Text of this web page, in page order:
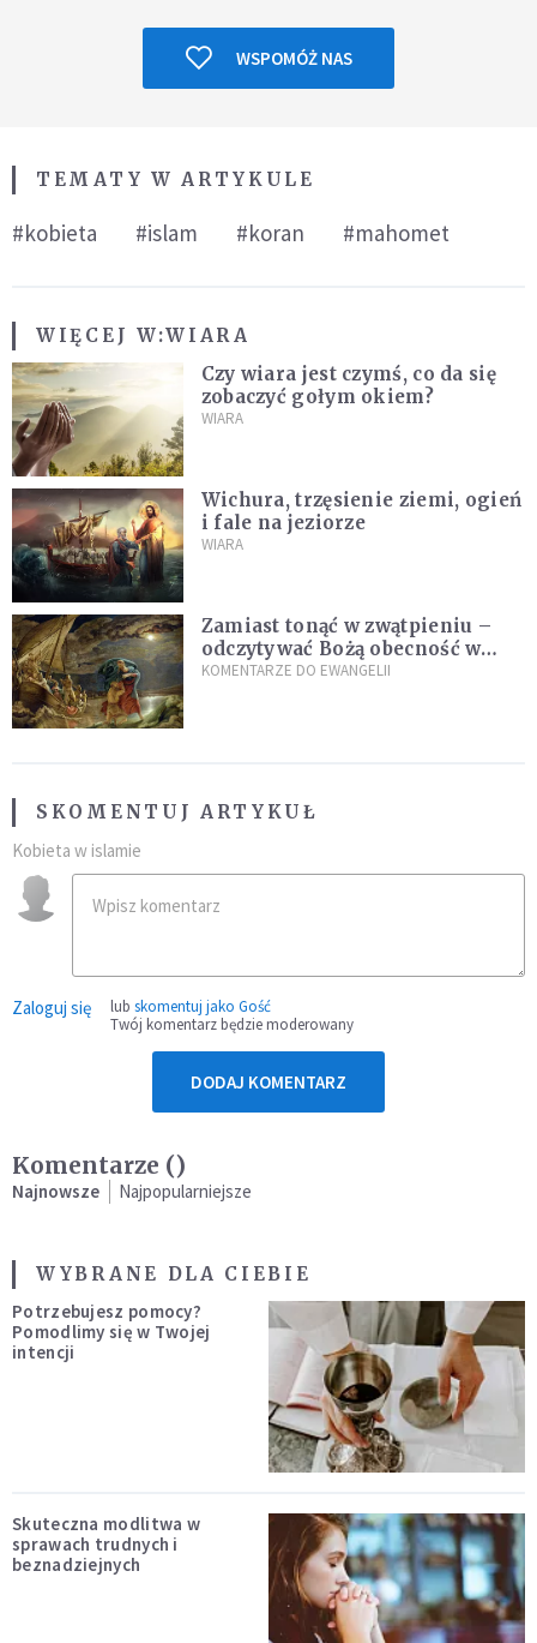
WSPOMÓŻ NAS
TEMATY W ARTYKULE
#kobieta #islam #koran #mahomet
WIĘCEJ W:WIARA
Czy wiara jest czymś, co da się
zobaczyć gołym okiem?
WIARA
Wichura, trzęsienie ziemi, ogień
i fale na jeziorze
WIARA
Zamiast tonąć w zwątpieniu –
odczytywać Bożą obecność w
burzach codziennego życia
KOMENTARZE DO EWANGELII
SKOMENTUJ ARTYKUŁ
Kobieta w islamie
Zaloguj się lub skomentuj jako Gość
Twój komentarz będzie moderowany
DODAJ KOMENTARZ
Komentarze ()
Najnowsze Najpopularniejsze
WYBRANE DLA CIEBIE
Potrzebujesz pomocy?
Pomodlimy się w Twojej
intencji
Skuteczna modlitwa w
sprawach trudnych i
beznadziejnych